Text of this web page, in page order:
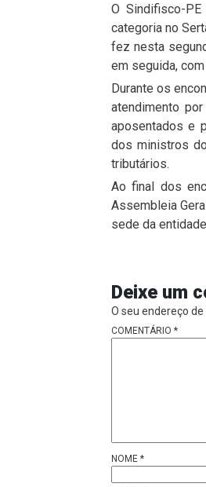
O Sindifisco-
categoria no
fez nesta
em seguida,
Durante os
atendimento
aposentados e
dos ministros
tributários.
Ao final dos
Assembleia
sede da
Deixe um
O seu endereço
COMENTÁRIO *
NOME *